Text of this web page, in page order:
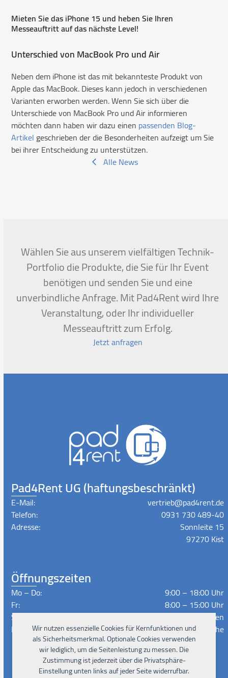
Wir nutzen essenzielle Cookies für Kernfunktionen und
als Sicherheitsmerkmal. Optionale Cookies verwenden
wir lediglich, um die Seitenleistung zu messen. Die
Zustimmung ist jederzeit über die Privatsphäre-
Einstellung unten links auf jeder Seite widerrufbar.
Mieten Sie das iPhone 15 und heben Sie Ihren
Messeauftritt auf das nächste Level!
Unterschied von MacBook Pro und Air
Neben dem iPhone ist das mit bekannteste Produkt von
Apple das MacBook. Dieses kann jedoch in verschiedenen
Varianten erworben werden. Wenn Sie sich über die
Unterschiede von MacBook Pro und Air informieren
möchten dann haben wir dazu einen passenden Blog-
Artikel geschrieben der die Besonderheiten aufzeigt um Sie
bei ihrer Entscheidung zu unterstützen.
Alle News
Wählen Sie aus unserem vielfältigen Technik-
Portfolio die Produkte, die Sie für Ihr Event
benötigen und senden Sie und eine
unverbindliche Anfrage. Mit Pad4Rent wird Ihre
Veranstaltung, oder Ihr individueller
Messeauftritt zum Erfolg.
Jetzt anfragen
Pad4Rent UG (haftungsbeschränkt)
E-Mail:
vertrieb@pad4rent.de
Telefon:
0931 730 489-40
Adresse:
Sonnleite 15
97270 Kist
Öffnungszeiten
Mo – Do:
9:00 – 18:00 Uhr
Fr:
8:00 – 15:00 Uhr
Sa – So:
Geschlossen
Lieferzeiten:
Nach Absprache
Instagram
Facebook
XingLinkedIn
YouTube